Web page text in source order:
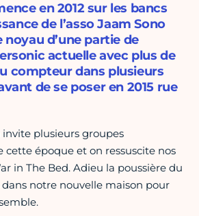
en 2012 sur les bancs
de l’asso Jaam Sono
noyau d’une partie de
actuelle avec plus de
compteur dans plusieurs
de se poser en 2015 rue
invite plusieurs groupes
époque et on ressuscite nos
in The Bed. Adieu la poussière du
dans notre nouvelle maison pour